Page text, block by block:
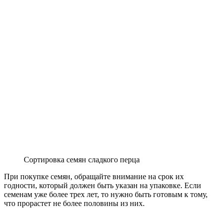
Сортировка семян сладкого перца
При покупке семян, обращайте внимание на срок их
годности, который должен быть указан на упаковке. Если
семенам уже более трех лет, то нужно быть готовым к тому,
что прорастет не более половины из них.